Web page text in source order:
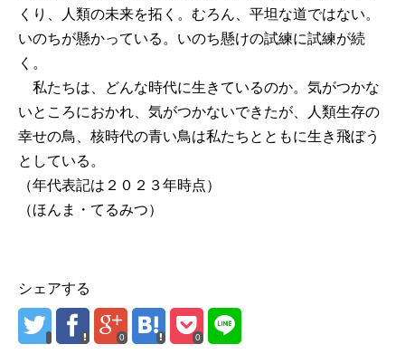
くり、人類の未来を拓く。むろん、平坦な道ではない。
いのちが懸かっている。いのち懸けの試練に試練が続
く。
私たちは、どんな時代に生きているのか。気がつかな
いところにおかれ、気がつかないできたが、人類生存の
幸せの鳥、核時代の青い鳥は私たちとともに生き飛ぼう
としている。
（年代表記は２０２３年時点）
（ほんま・てるみつ）
シェアする
0 0